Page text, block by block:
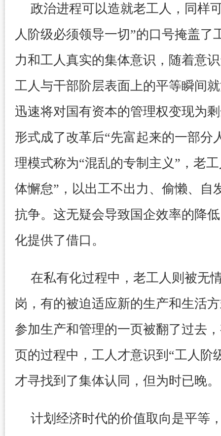
政治进程可以造就老工人，同样
人阶级必须领导一切”的口号掩盖了
力和工人真实的集体意识，随着意
工人与干部阶层表面上的平等瞬间
迅速将对国有资本的管理权变现为
形式成了改革后“先富起来的一部分
理模式称为“混乱的专制主义”，老
体懈怠”，以出工不出力、偷懒、自
抗争。这无疑会导致国企效率的降
化提供了借口。
在私有化过程中，老工人则被无
岗，有的被迫适应新的生产和生活
参加生产和管理的一页被翻了过去
页的过程中，工人才意识到“工人阶
才寻找到了集体认同，但为时已晚。
计划经济时代的价值取向是平等